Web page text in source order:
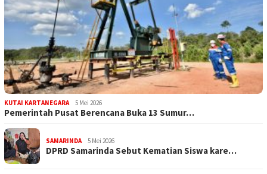
KUTAI KARTANEGARA 5 Mei 2026
Pemerintah Pusat Berencana Buka 13 Sumur…
SAMARINDA 5 Mei 2026
DPRD Samarinda Sebut Kematian Siswa kare…